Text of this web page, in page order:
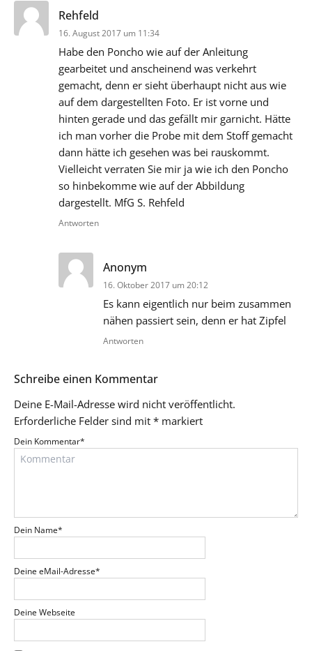
Rehfeld
16. August 2017 um 11:34
Habe den Poncho wie auf der Anleitung
gearbeitet und anscheinend was verkehrt
gemacht, denn er sieht überhaupt nicht aus wie
auf dem dargestellten Foto. Er ist vorne und
hinten gerade und das gefällt mir garnicht. Hätte
ich man vorher die Probe mit dem Stoff gemacht
dann hätte ich gesehen was bei rauskommt.
Vielleicht verraten Sie mir ja wie ich den Poncho
so hinbekomme wie auf der Abbildung
dargestellt. MfG S. Rehfeld
Antworten
Anonym
16. Oktober 2017 um 20:12
Es kann eigentlich nur beim zusammen
nähen passiert sein, denn er hat Zipfel
Antworten
Schreibe einen Kommentar
Deine E-Mail-Adresse wird nicht veröffentlicht.
Erforderliche Felder sind mit * markiert
Dein Kommentar*
Dein Name*
Deine eMail-Adresse*
Deine Webseite